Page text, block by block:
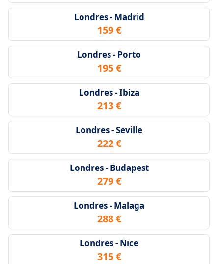
Londres - Madrid
159 €
Londres - Porto
195 €
Londres - Ibiza
213 €
Londres - Seville
222 €
Londres - Budapest
279 €
Londres - Malaga
288 €
Londres - Nice
315 €